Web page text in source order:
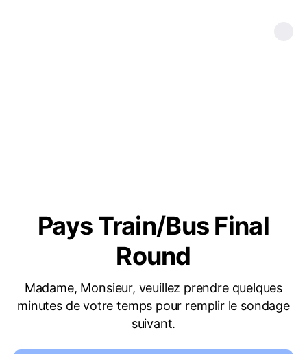
Pays Train/Bus Final
Round
Madame, Monsieur, veuillez prendre quelques
minutes de votre temps pour remplir le sondage
suivant.